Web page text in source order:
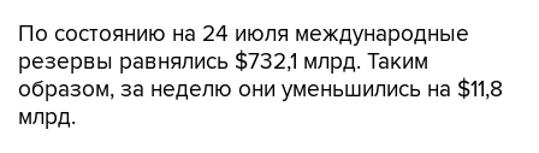
По состоянию на 24 июля международные
резервы равнялись $732,1 млрд. Таким
образом, за неделю они уменьшились на $11,8
млрд.